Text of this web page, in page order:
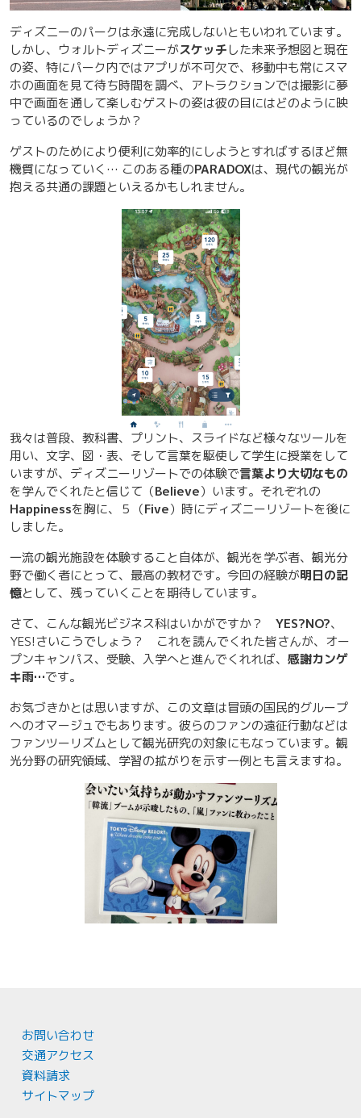
ディズニーのパークは永遠に完成しないともいわれています。
しかし、ウォルトディズニーがスケッチした未来予想図と現在
の姿、特にパーク内ではアプリが不可欠で、移動中も常にスマ
ホの画面を見て待ち時間を調べ、アトラクションでは撮影に夢
中で画面を通して楽しむゲストの姿は彼の目にはどのように映
っているのでしょうか？
ゲストのためにより便利に効率的にしようとすればするほど無
機質になっていく… このある種のPARADOXは、現代の観光が
抱える共通の課題といえるかもしれません。
我々は普段、教科書、プリント、スライドなど様々なツールを
用い、文字、図・表、そして言葉を駆使して学生に授業をして
いますが、ディズニーリゾートでの体験で言葉より大切なもの
を学んでくれたと信じて（Believe）います。それぞれの
Happinessを胸に、５（Five）時にディズニーリゾートを後に
しました。
一流の観光施設を体験すること自体が、観光を学ぶ者、観光分
野で働く者にとって、最高の教材です。今回の経験が明日の記
憶として、残っていくことを期待しています。
さて、こんな観光ビジネス科はいかがですか？
YES?NO?、
YES!さいこうでしょう？ これを読んでくれた皆さんが、オー
プンキャンパス、受験、入学へと進んでくれれば、 感謝カンゲ
キ雨…です。
お気づきかとは思いますが、この文章は冒頭の国民的グループ
へのオマージュでもあります。彼らのファンの遠征行動などは
ファンツーリズムとして観光研究の対象にもなっています。観
光分野の研究領域、学習の拡がりを示す一例とも言えますね。
お問い合わせ
交通アクセス
資料請求
サイトマップ